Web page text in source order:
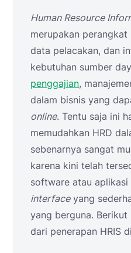
Human Resource
merupakan
data pelacakan, dan
kebutuhan sumber
penggajian,
dalam bisnis yang
online. Tentu saja ini
memudahkan HRD
sebenarnya sangat
karena kini telah
software atau aplikasi
interfaceyang
yang berguna.
dari penerapan HRIS